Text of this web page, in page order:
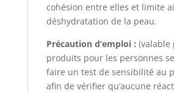
cohésion entre elles et limite
déshydratation de la peau.
Précaution d’emploi : (valable
produits pour les personnes
faire un test de sensibilité au
afin de vérifier qu’aucune